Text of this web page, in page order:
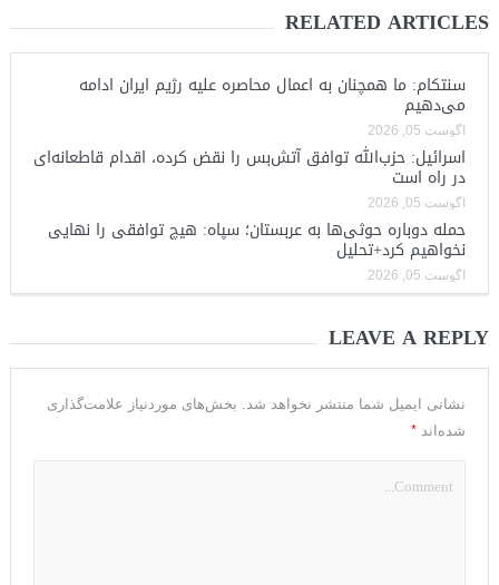
RELATED ARTICLES
سنتکام: ما همچنان به اعمال محاصره علیه رژیم ایران ادامه
می‌دهیم
آگوست 05, 2026
اسرائیل: حزب‌الله توافق آتش‌بس را نقض کرده، اقدام قاطعانه‌ای
در راه است
آگوست 05, 2026
حمله دوباره حوثی‌ها به عربستان؛ سپاه: هیچ توافقی را نهایی
نخواهیم کرد+تحلیل
آگوست 05, 2026
LEAVE A REPLY
نشانی ایمیل شما منتشر نخواهد شد.
بخش‌های موردنیاز علامت‌گذاری
شده‌اند *